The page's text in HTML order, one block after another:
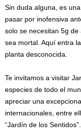
Sin duda alguna, es
pasar por inofensiva
solo se necesitan 5g
sea mortal. Aquí entra
planta desconocida.
Te invitamos a visitar
especies de todo el
apreciar una
internacionales, entre
“Jardín de los Sentidos”.